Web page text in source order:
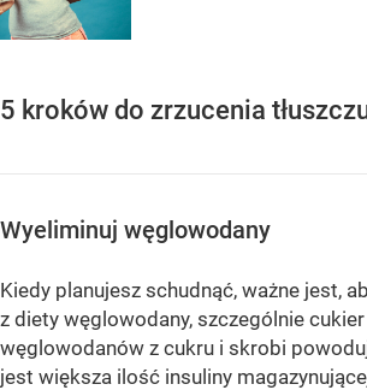
5 kroków do zrzucenia
Wyeliminuj węglowodany
Kiedy planujesz schudnąć, ważne jest,
z diety węglowodany, szczególnie
węglowodanów z cukru i skrobi
jest większa ilość insuliny